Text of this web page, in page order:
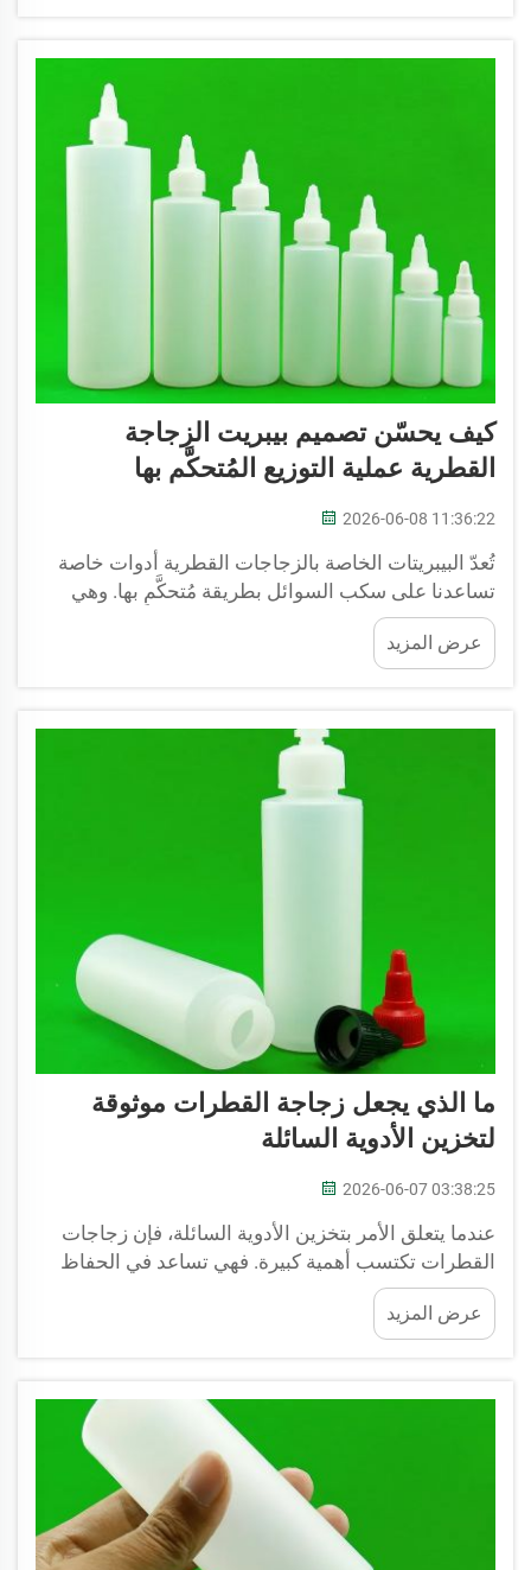
لتخزين وتوزيع الزيت فرقًا كبيرًا.
كيف يحسّن تصميم بيبريت الزجاجة
القطرية عملية التوزيع المُتحكَّم بها
2026-06-08 11:36:22
تُعدّ البيبريتات الخاصة بالزجاجات القطرية أدوات خاصة
تساعدنا على سكب السوائل بطريقة مُتحكَّمٍ بها. وهي
شائعة الاستخدام في المختبرات والمطابخ والمنازل أيضًا.
ويكتسب تصميم هذه الزجاجات القطرية أهميةً كبيرةً؛ إذ
يسهِّل قياس كميات صغيرة من السوائل. كيف ت...
عرض المزيد
ما الذي يجعل زجاجة القطرات موثوقة
لتخزين الأدوية السائلة
2026-06-07 03:38:25
عندما يتعلق الأمر بتخزين الأدوية السائلة، فإن زجاجات
القطرات تكتسب أهمية كبيرة. فهي تساعد في الحفاظ
BOTTLE زجاجات قطرات موثوقة لهذا الغرض. وقد
صُمّمت هذه الزجاجات لحماية المحتويات الداخلية للدواء
عرض المزيد